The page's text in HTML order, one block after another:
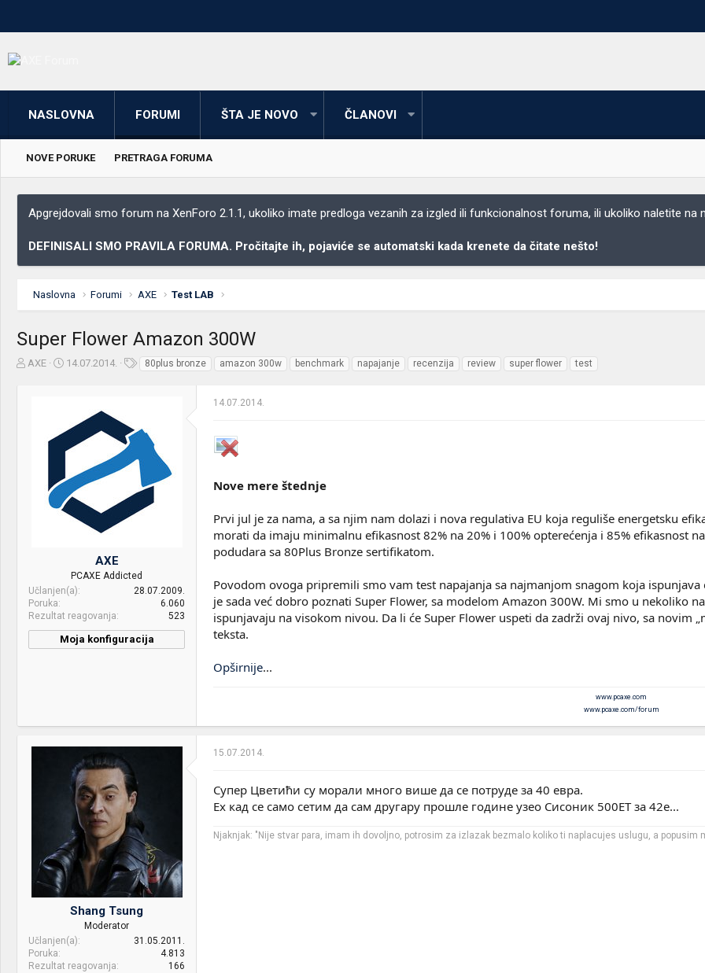
NASLOVNA FORUMI ŠTA JE NOVO ČLANOVI
NOVE PORUKE PRETRAGA FORUMA
Apgrejdovali smo forum na XenForo 2.1.1, ukoliko imate predloga vezanih za izgled ili funkcionalnost foruma, ili ukoliko naletite na
DEFINISALI SMO PRAVILA FORUMA. Pročitajte ih, pojaviće se automatski kada krenete da čitate nešto!
Naslovna Forumi AXE Test LAB
Super Flower Amazon 300W
Z
AXE
D
p
o
e
t
a
14.07.2014.
e
80plus bronze amazon 300w benchmark napajanje recenzija review super flower test
AXE
PCAXE Addicted
Učlanjen(a)
28.07.2009.
Poruka
6.060
Rezultat reagovanja
523
Moja konfiguracija
14.07.2014.
Nove mere štednje
Prvi jul je za nama, a sa njim nam dolazi i nova regulativa EU koja reguliše energetsku
morati da imaju minimalnu efikasnost 82% na 20% i 100% opterećenja i 85% efikasnost
podudara sa 80Plus Bronze sertifikatom.
Povodom ovoga pripremili smo vam test napajanja sa najmanjom snagom koja
je sada već dobro poznati Super Flower, sa modelom Amazon 300W. Mi smo u nekoliko
ispunjavaju na visokom nivou. Da li će Super Flower uspeti da zadrži ovaj nivo, sa novim
teksta.
Opširnije...
www.pcaxe.com
www.pcaxe.com/forum
Shang Tsung
Moderator
Učlanjen(a)
31.05.2011.
Poruka
4.813
Rezultat reagovanja
166
15.07.2014.
Супер Цветићи су морали много више да се потруде за 40 евра.
Ех кад се само сетим да сам другару прошле године узео Сисоник 500ЕТ за 42е...
Njaknjak: "Nije stvar para, imam ih dovoljno, potrosim za izlazak bezmalo koliko ti naplacujes uslugu, a popusim